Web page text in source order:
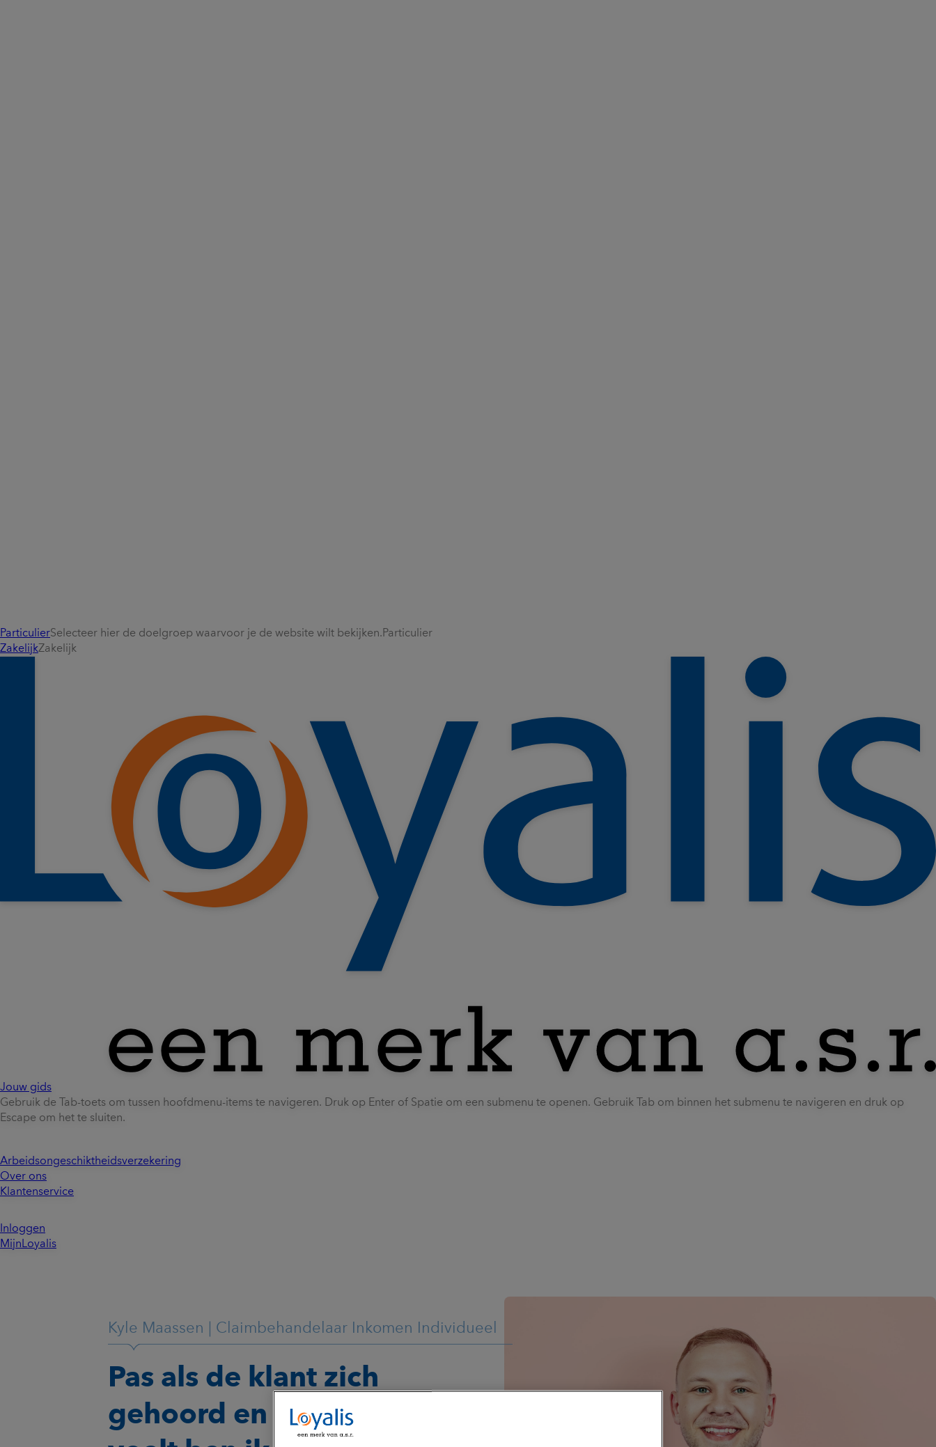
ParticulierSelecteer hier de doelgroep waarvoor je de website wilt bekijken. Particulier
ZakelijkZakelijk
Jouw gids
Gebruik de Tab-toets om tussen hoofdmenu-items te navigeren. Druk op Enter of Spatie om een submenu te openen. Gebruik Tab om binnen het submenu te navigeren en druk op
Escape om het te sluiten.
Arbeidsongeschiktheidsverzekering
Over ons
Klantenservice
Inloggen
MijnLoyalis
Kyle Maassen | Claimbehandelaar Inkomen Individueel
Pas als de klant zich
gehoord en geholpen